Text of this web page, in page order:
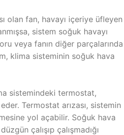
olan fan, havayı içeriye üfleyen
sistem soğuk havayı
veya fanın diğer parçalarında
klima sisteminin soğuk hava
sistemindeki termostat,
Termostat arızası, sistemin
yol açabilir. Soğuk hava
çalışıp çalışmadığı